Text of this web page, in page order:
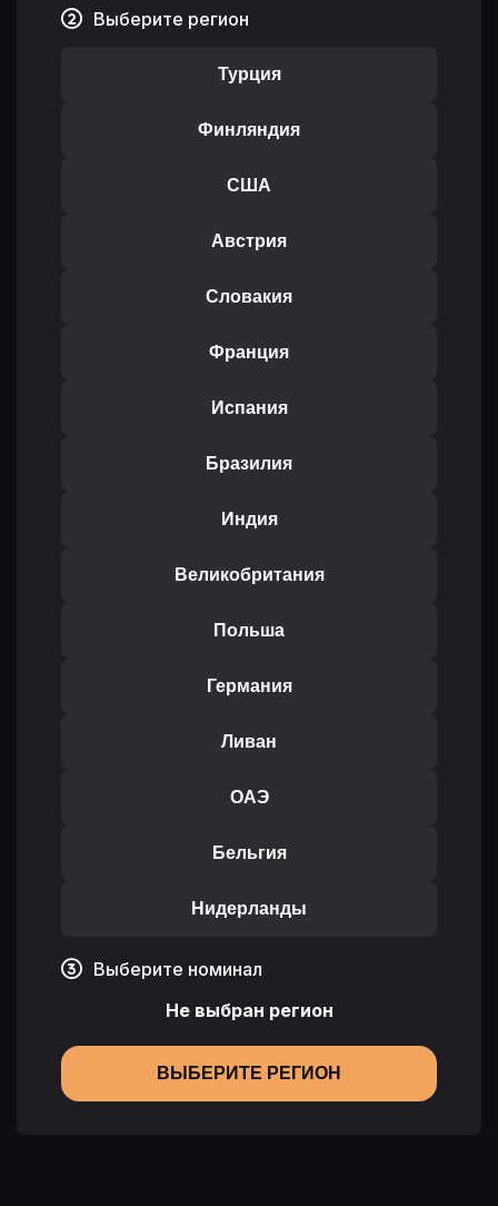
Выберите регион
Турция
Финляндия
США
Австрия
Словакия
Франция
Испания
Бразилия
Индия
Великобритания
Польша
Германия
Ливан
ОАЭ
Бельгия
Нидерланды
Выберите номинал
Не выбран регион
ВЫБЕРИТЕ РЕГИОН